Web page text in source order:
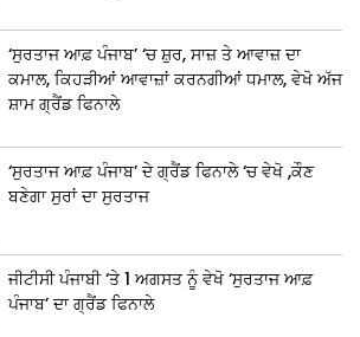
‘ਸੁਰਤਾਜ ਆਫ਼ ਪੰਜਾਬ’ ‘ਚ ਸ਼ੁਰ, ਸਾਜ਼ ਤੇ ਆਵਾਜ਼ ਦਾ
ਕਮਾਲ, ਕਿਹੜੀਆਂ ਆਵਾਜ਼ਾਂ ਕਰਨਗੀਆਂ ਧਮਾਲ, ਵੇਖੋ ਅੱਜ
ਸ਼ਾਮ ਗ੍ਰੈਂਡ ਫਿਨਾਲੇ
‘ਸੁਰਤਾਜ ਆਫ਼ ਪੰਜਾਬ’ ਦੇ ਗ੍ਰੈਂਡ ਫਿਨਾਲੇ ‘ਚ ਵੇਖੋ ,ਕੌਣ
ਬਣੇਗਾ ਸੁਰਾਂ ਦਾ ਸੁਰਤਾਜ
ਜੀਟੀਸੀ ਪੰਜਾਬੀ ‘ਤੇ 1 ਅਗਸਤ ਨੂੰ ਵੇਖੋ ‘ਸੁਰਤਾਜ ਆਫ਼
ਪੰਜਾਬ’ ਦਾ ਗ੍ਰੈਂਡ ਫਿਨਾਲੇ